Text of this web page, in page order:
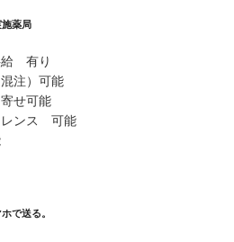
薬局
給 有り
注）可能
せ可能
レンス 可能
で送る。